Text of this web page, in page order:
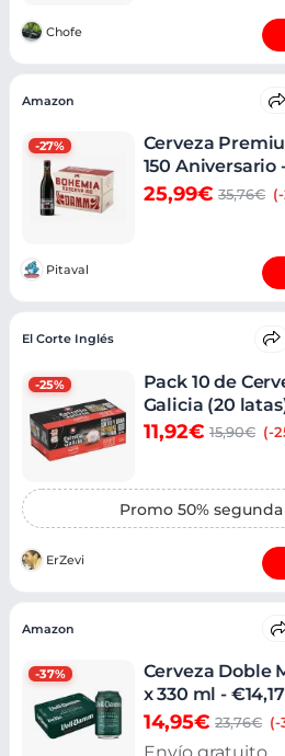
Chofe
-27%
Amazon
Cerveza
150 Aniversario
25,99€ 35,76€
Pitaval
-25%
El Corte Inglés
Pack 10 de
Galicia (20
11,92€ 15,90€ (-
Promo 50%
ErZevi
-37%
Amazon
Cerveza Doble
x 330 ml - €14,17
14,95€ 23,76€ (-
Envío gratuito